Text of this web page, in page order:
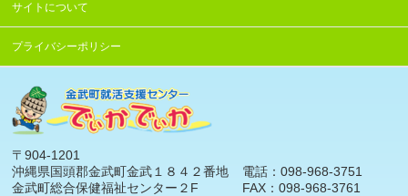
サイトについて
プライバシーポリシー
〒904-1201
沖縄県国頭郡金武町金武１８４２番地
金武町総合保健福祉センター２F
電話：098-968-3751
FAX：098-968-3761